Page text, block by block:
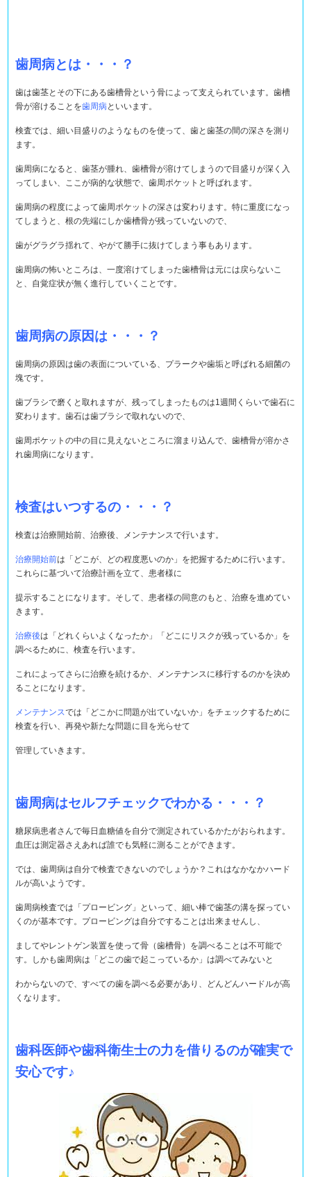
歯周病とは・・・？
歯は歯茎とその下にある歯槽骨という骨によって支えられています。歯槽
骨が溶けることを歯周病といいます。
検査では、細い目盛りのようなものを使って、歯と歯茎の間の深さを測り
ます。
歯周病になると、歯茎が腫れ、歯槽骨が溶けてしまうので目盛りが深く入
ってしまい、ここが病的な状態で、歯周ポケットと呼ばれます。
歯周病の程度によって歯周ポケットの深さは変わります。特に重度になっ
てしまうと、根の先端にしか歯槽骨が残っていないので、
歯がグラグラ揺れて、やがて勝手に抜けてしまう事もあります。
歯周病の怖いところは、一度溶けてしまった歯槽骨は元には戻らないこ
と、自覚症状が無く進行していくことです。
歯周病の原因は・・・？
歯周病の原因は歯の表面についている、プラークや歯垢と呼ばれる細菌の
塊です。
歯ブラシで磨くと取れますが、残ってしまったものは1週間くらいで歯石に
変わります。歯石は歯ブラシで取れないので、
歯周ポケットの中の目に見えないところに溜まり込んで、歯槽骨が溶かさ
れ歯周病になります。
検査はいつするの・・・？
検査は治療開始前、治療後、メンテナンスで行います。
治療開始前は「どこが、どの程度悪いのか」を把握するために行います。
これらに基づいて治療計画を立て、患者様に
提示することになります。そして、患者様の同意のもと、治療を進めてい
きます。
治療後は「どれくらいよくなったか」「どこにリスクが残っているか」を
調べるために、検査を行います。
これによってさらに治療を続けるか、メンテナンスに移行するのかを決め
ることになります。
メンテナンスでは「どこかに問題が出ていないか」をチェックするために
検査を行い、再発や新たな問題に目を光らせて
管理していきます。
歯周病はセルフチェックでわかる・・・？
糖尿病患者さんで毎日血糖値を自分で測定されているかたがおられます。
血圧は測定器さえあれば誰でも気軽に測ることができます。
では、歯周病は自分で検査できないのでしょうか？これはなかなかハード
ルが高いようです。
歯周病検査では「プロービング」といって、細い棒で歯茎の溝を探ってい
くのが基本です。プロービングは自分ですることは出来ませんし、
ましてやレントゲン装置を使って骨（歯槽骨）を調べることは不可能で
す。しかも歯周病は「どこの歯で起こっているか」は調べてみないと
わからないので、すべての歯を調べる必要があり、どんどんハードルが高
くなります。
歯科医師や歯科衛生士の力を借りるのが確実で
安心です♪